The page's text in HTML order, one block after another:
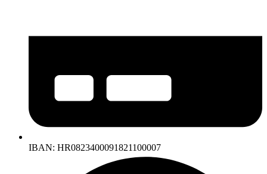
IBAN: HR0823400091821100007